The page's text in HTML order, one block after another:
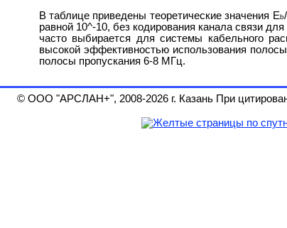
В таблице приведены теоретические значения Eb
равной 10^-10, без кодирования канала связи
часто выбирается для системы кабельного
высокой эффективностью использования
полосы пропускания 6-8 МГц.
© ООО "АРСЛАН+", 2008-2026 г. Казань При